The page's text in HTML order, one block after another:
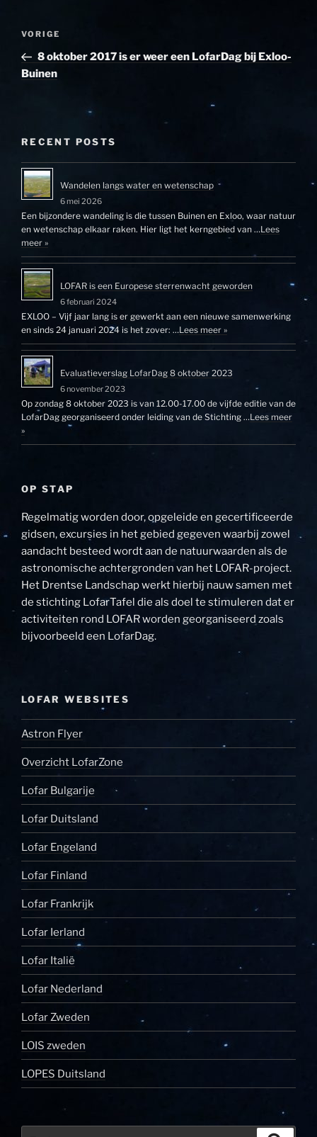
Bericht
Vorig
bericht
VORIGE
8 oktober 2017 is er weer een LofarDag bij Exloo-
Buinen
RECENT POSTS
Wandelen langs water en wetenschap
6 mei 2026
Een bijzondere wandeling is die tussen Buinen en Exloo, waar natuur
en wetenschap elkaar raken. Hier ligt het kerngebied van …Lees
meer »
LOFAR is een Europese sterrenwacht geworden
6 februari 2024
EXLOO – Vijf jaar lang is er gewerkt aan een nieuwe samenwerking
en sinds 24 januari 2024 is het zover: …Lees meer »
Evaluatieverslag LofarDag 8 oktober 2023
6 november 2023
Op zondag 8 oktober 2023 is van 12.00-17.00 de vijfde editie van de
LofarDag georganiseerd onder leiding van de Stichting …Lees meer
»
OP STAP
Regelmatig worden door, opgeleide en gecertificeerde
gidsen, excursies in het gebied gegeven waarbij zowel
aandacht besteed wordt aan de natuurwaarden als de
astronomische achtergronden van het LOFAR-project.
Het Drentse Landschap werkt hierbij nauw samen met
de stichting LofarTafel die als doel te stimuleren dat er
activiteiten rond LOFAR worden georganiseerd zoals
bijvoorbeeld een LofarDag.
LOFAR WEBSITES
Astron Flyer
Overzicht LofarZone
Lofar Bulgarije
Lofar Duitsland
Lofar Engeland
Lofar Finland
Lofar Frankrijk
Lofar Ierland
Lofar Italië
Lofar Nederland
Lofar Zweden
LOIS zweden
LOPES Duitsland